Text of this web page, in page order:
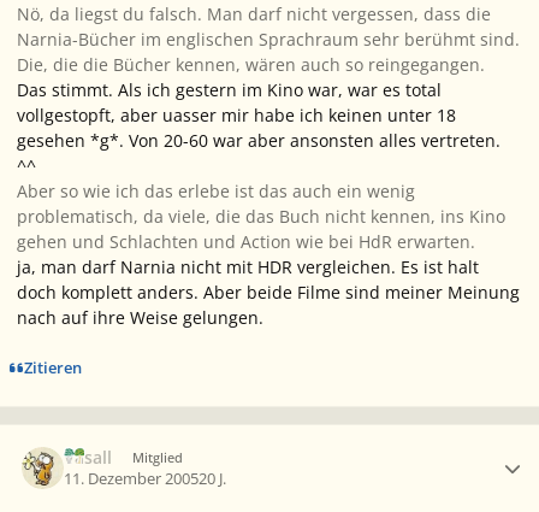
Nö, da liegst du falsch. Man darf nicht vergessen, dass die
Narnia-Bücher im englischen Sprachraum sehr berühmt sind.
Die, die die Bücher kennen, wären auch so reingegangen.
Das stimmt. Als ich gestern im Kino war, war es total
vollgestopft, aber uasser mir habe ich keinen unter 18
gesehen *g*. Von 20-60 war aber ansonsten alles vertreten.
^^
Aber so wie ich das erlebe ist das auch ein wenig
problematisch, da viele, die das Buch nicht kennen, ins Kino
gehen und Schlachten und Action wie bei HdR erwarten.
ja, man darf Narnia nicht mit HDR vergleichen. Es ist halt
doch komplett anders. Aber beide Filme sind meiner Meinung
nach auf ihre Weise gelungen.
Zitieren
Vasall Mitglied
11. Dezember 200520 J.